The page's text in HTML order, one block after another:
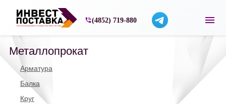
Строительные материалы со склада в
(4852) 719-880
Металлопрокат
Арматура
Балка
Круг